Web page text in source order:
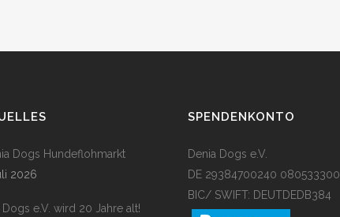
Dogs Hundeflohmarkt
2026
Dogs e.V. wird 20 Jahre alt!
SPENDENKONTO
Denia Dogs e.V.
DE 29384700240 080533300
BIC/ SWIFT: DEUTDEDB384